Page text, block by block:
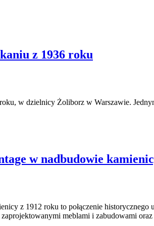
z 1936 roku
w dzielnicy Żoliborz w Warszawie.
w nadbudowie
z 1912 roku to połączenie
meblami i zabudowami